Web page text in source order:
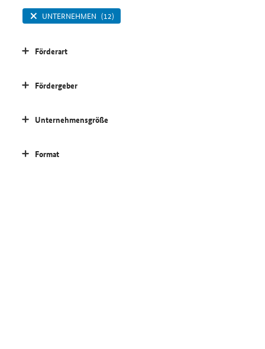
UNTERNEHMEN (12)
Förderart
Fördergeber
Unternehmensgröße
Format